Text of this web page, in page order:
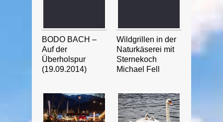
BODO BACH –
Auf der
Überholspur
(19.09.2014)
Wildgrillen in der
Naturkäserei mit
Sternekoch
Michael Fell